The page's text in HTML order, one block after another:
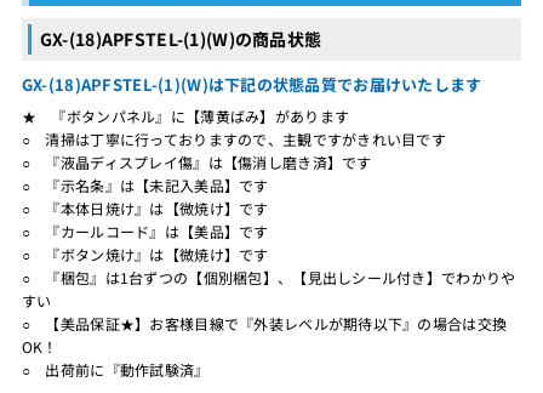
GX-(18)APFSTEL-(1)(W)の商品状態
GX-(18)APFSTEL-(1)(W)は下記の状態品質でお届けいたします
★ 『ボタンパネル』に【薄黄ばみ】があります
○ 清掃は丁寧に行っておりますので、主観ですがきれい目です
○ 『液晶ディスプレイ傷』は【傷消し磨き済】です
○ 『示名条』は【未記入美品】です
○ 『本体日焼け』は【微焼け】です
○ 『カールコード』は【美品】です
○ 『ボタン焼け』は【微焼け】です
○ 『梱包』は1台ずつの【個別梱包】、【見出しシール付き】でわかりや
すい
○ 【美品保証★】お客様目線で『外装レベルが期待以下』の場合は交換
OK！
○ 出荷前に『動作試験済』